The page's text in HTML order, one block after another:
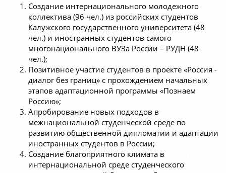
Создание интернационального молодежного
коллектива (96 чел.) из российских студентов
Калужского государственного университета (48
чел.) и иностранных студентов самого
многонационального ВУЗа России – РУДН (48
чел.);
Позитивное участие студентов в проекте «Россия -
диалог без границ» с прохождением начальных
этапов адаптационной программы «Познаем
Россию»;
Апробирование новых подходов в
межнациональной студенческой среде по
развитию общественной дипломатии и адаптации
иностранных студентов в России;
Создание благоприятного климата в
интернациональной среде студенческого